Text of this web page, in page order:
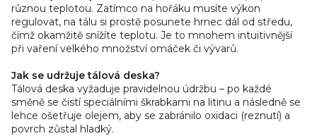
různou teplotou. Zatímco na hořáku musíte výkon
regulovat, na tálu si prostě posunete hrnec dál od středu,
čímž okamžitě snížíte teplotu. Je to mnohem intuitivnější
při vaření velkého množství omáček či vývarů.
Jak se udržuje tálová deska?
Tálová deska vyžaduje pravidelnou údržbu – po každé
směně se čistí speciálními škrabkami na litinu a následně se
lehce ošetřuje olejem, aby se zabránilo oxidaci (reznutí) a
povrch zůstal hladký.